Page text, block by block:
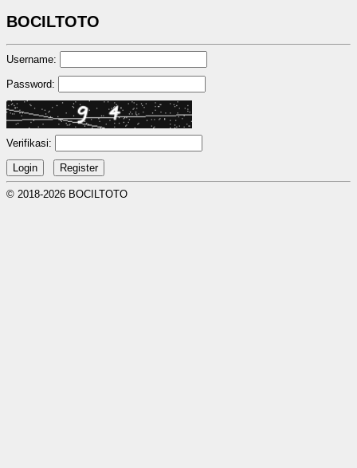
BOCILTOTO
Username:
Password:
Verifikasi:
© 2018-2026 BOCILTOTO